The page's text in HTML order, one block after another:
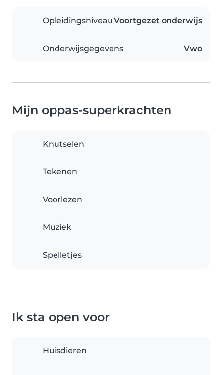
OpleidingsniveauVoortgezet onderwijs
Onderwijsgegevens Vwo
Mijn oppas-superkrachten
Knutselen
Tekenen
Voorlezen
Muziek
Spelletjes
Ik sta open voor
Huisdieren